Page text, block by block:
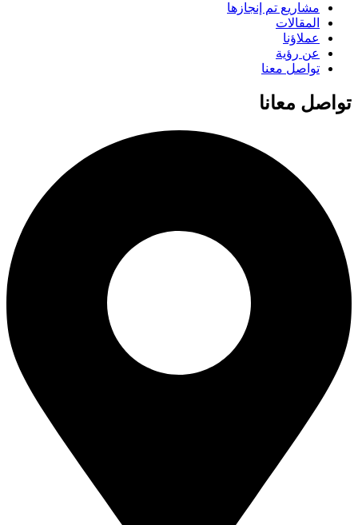
مشاريع تم إنجازها
المقالات
عملاؤنا
عن رؤية
تواصل معنا
تواصل معانا